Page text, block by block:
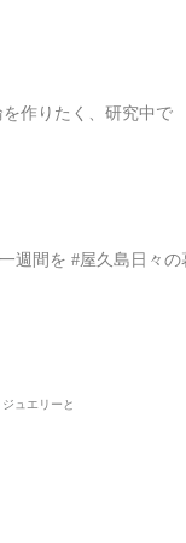
作りたく、研究中で
週間を #屋久島日々の
ュエリーと